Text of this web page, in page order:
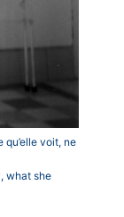
qu’elle voit, ne
what she